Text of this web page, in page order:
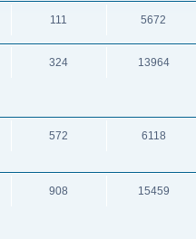
111 5672
324 13964
572 6118
908 15459